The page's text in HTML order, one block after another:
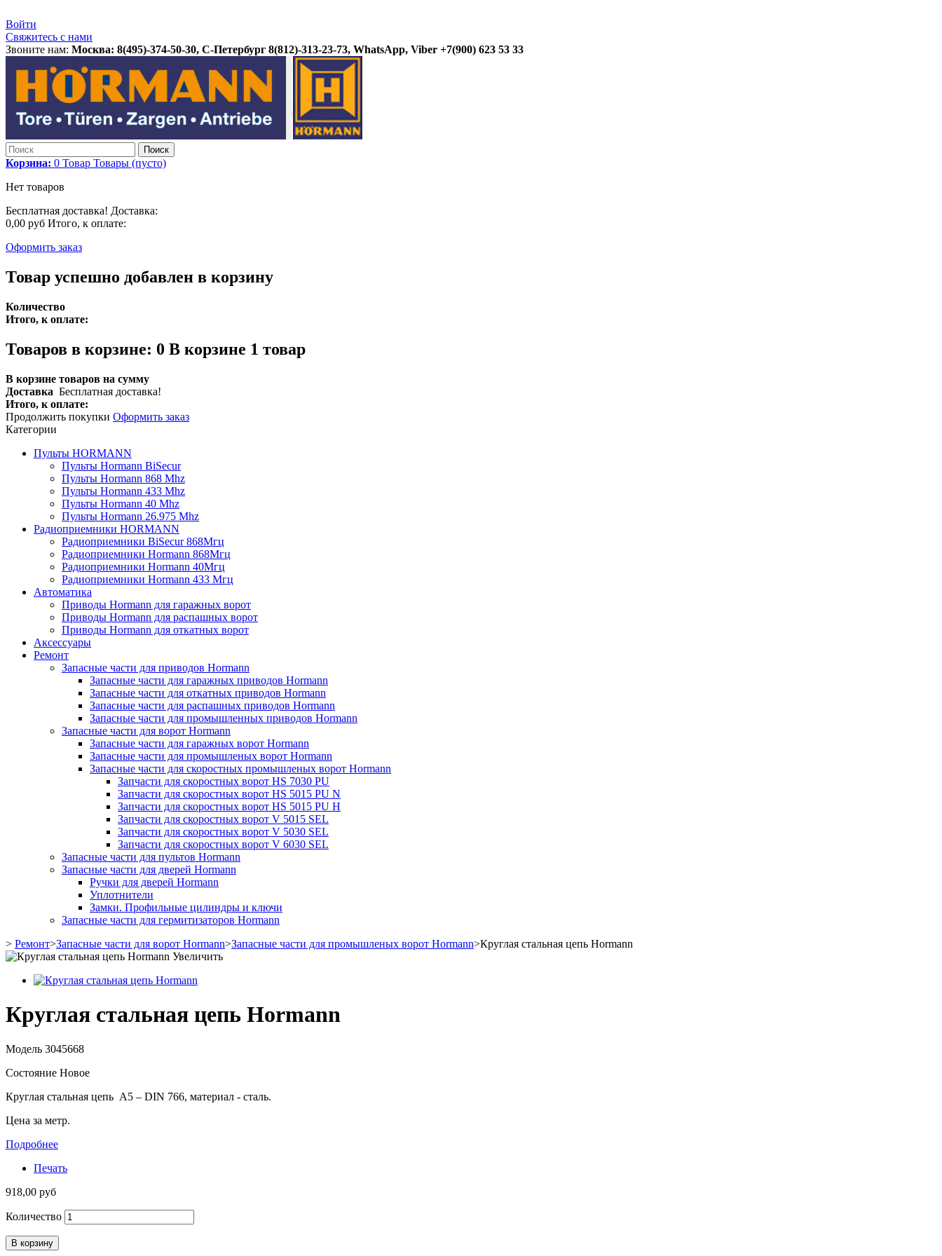
Войти
Свяжитесь с нами
Звоните нам: Москва: 8(495)-374-50-30, С-Петербург 8(812)-313-23-73, WhatsApp, Viber +7(900) 623 53 33
Поиск
Корзина: 0 Товар Товары (пусто)
Нет товаров
Бесплатная доставка! Доставка:
0,00 руб Итого, к оплате:
Оформить заказ
Товар успешно добавлен в корзину
Количество
Итого, к оплате:
Товаров в корзине: 0 В корзине 1 товар
В корзине товаров на сумму
Доставка Бесплатная доставка!
Итого, к оплате:
Продолжить покупки Оформить заказ
Категории
Пульты HORMANN
Пульты Hormann BiSecur
Пульты Hormann 868 Mhz
Пульты Hormann 433 Mhz
Пульты Hormann 40 Mhz
Пульты Hormann 26.975 Mhz
Радиоприемники HORMANN
Радиоприемники BiSecur 868Мгц
Радиоприемники Hormann 868Мгц
Радиоприемники Hormann 40Мгц
Радиоприемники Hormann 433 Мгц
Автоматика
Приводы Hormann для гаражных ворот
Приводы Hormann для распашных ворот
Приводы Hormann для откатных ворот
Аксессуары
Ремонт
Запасные части для приводов Hormann
Запасные части для гаражных приводов Hormann
Запасные части для откатных приводов Hormann
Запасные части для распашных приводов Hormann
Запасные части для промышленных приводов Hormann
Запасные части для ворот Hormann
Запасные части для гаражных ворот Hormann
Запасные части для промышленых ворот Hormann
Запасные части для скоростных промышленых ворот Hormann
Запчасти для скоростных ворот HS 7030 PU
Запчасти для скоростных ворот HS 5015 PU N
Запчасти для скоростных ворот HS 5015 PU H
Запчасти для скоростных ворот V 5015 SEL
Запчасти для скоростных ворот V 5030 SEL
Запчасти для скоростных ворот V 6030 SEL
Запасные части для пультов Hormann
Запасные части для дверей Hormann
Ручки для дверей Hormann
Уплотнители
Замки. Профильные цилиндры и ключи
Запасные части для гермитизаторов Hormann
> Ремонт>Запасные части для ворот Hormann>Запасные части для промышленых ворот Hormann>Круглая стальная цепь Hormann
Увеличить
Круглая стальная цепь Hormann
Модель 3045668
Состояние Новое
Круглая стальная цепь A5 – DIN 766, материал - сталь.
Цена за метр.
Подробнее
Печать
918,00 руб
Количество
В корзину